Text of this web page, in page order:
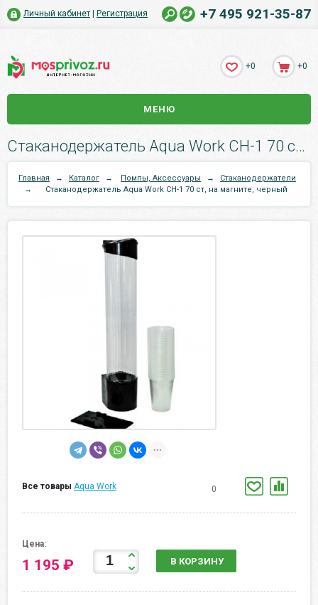
Личный кабинет Регистрация +7 495 921-35-87
+0 +0
МЕНЮ
Стаканодержатель Aqua Work CH-1 70 ст, на магните, черный.
Главная → Каталог → Помпы, Аксессуары →
Стаканодержатели
→
Стаканодержатель Aqua Work CH-1 70 ст, на магните, черный
Все товары Aqua Work 0
Цена:
1 195 ₽ В КОРЗИНУ